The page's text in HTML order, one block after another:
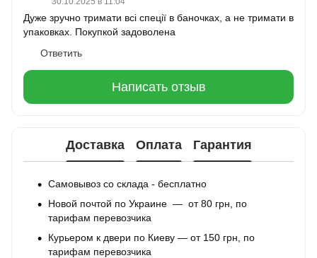
Дуже зручно тримати всі спеції в баночках, а не тримати в
упаковках. Покупкой задоволена
Ответить
Написать отзыв
Доставка Оплата Гарантия
Самовывоз со склада - бесплатно
Новой почтой по Украине — от 80 грн, по
тарифам перевозчика
Курьером к двери по Киеву — от 150 грн, по
тарифам перевозчика